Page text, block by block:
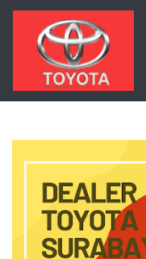
Langsung ke konten